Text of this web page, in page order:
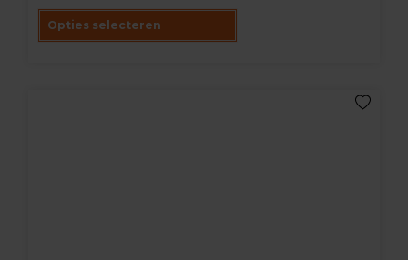
klantbeoordelingen
Opties selecteren